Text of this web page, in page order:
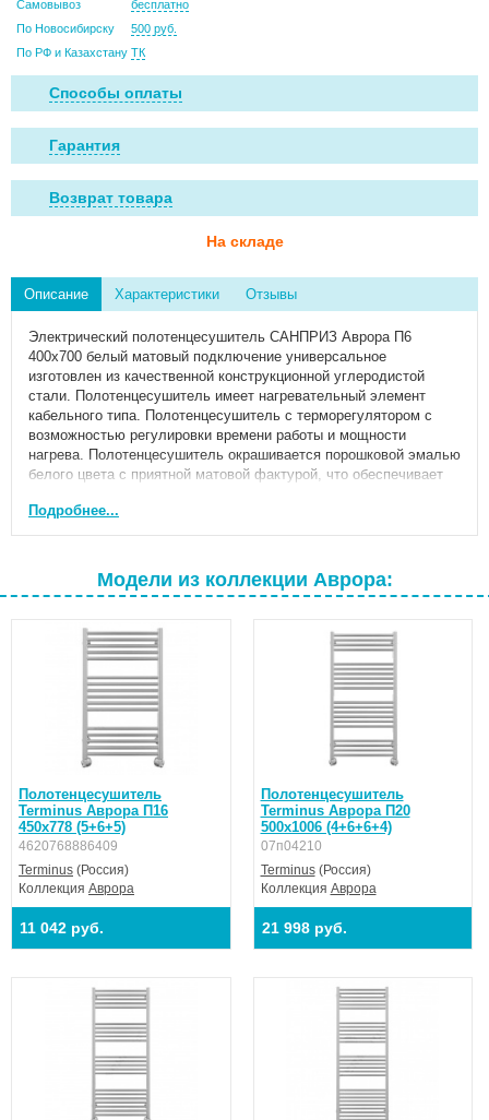
Самовывоз
бесплатно
По Новосибирску
500 руб.
По РФ и Казахстану ТК
Способы оплаты
Гарантия
Возврат товара
На складе
Описание Характеристики Отзывы
Электрический полотенцесушитель САНПРИЗ Аврора П6
400х700 белый матовый подключение универсальное
изготовлен из качественной конструкционной углеродистой
стали. Полотенцесушитель имеет нагревательный элемент
кабельного типа. Полотенцесушитель с терморегулятором с
возможностью регулировки времени работы и мощности
нагрева. Полотенцесушитель окрашивается порошковой эмалью
белого цвета с приятной матовой фактурой, что обеспечивает
Электрический полотенцесушитель для ванной комнаты белый
Аврора имеет высокую степень теплоотдачи, могут выступать в
комнате, красивый и стильный дизайн электрического
полотенцесушителя будет гармонировать с мебелью вашего
Материал- углеродистая сталь 08ПС;
Номинальное напряжение: 220 В ±10%;
Температура поверхности изделия: 30-60 °С ± 5 °С;
Автоматическое отключение при нагреве до 60-65 °С;
Степень влагозащиты: IPX4;
Шнур питания: Прямой, длина до 1430 мм;
Регулятор: Кнопочный на стойке;
Время нагрева полотенцесушителя: 20-40 минут;
Гарантийный срок 5 лет.
Подробнее...
Модели из коллекции Аврора:
Полотенцесушитель
Terminus Аврора П16
450х778 (5+6+5)
4620768886409
Terminus (Россия)
Коллекция Аврора
11 042 руб.
Полотенцесушитель
Terminus Аврора П20
500х1006 (4+6+6+4)
07п04210
Terminus(Россия)
Коллекция Аврора
21 998 руб.